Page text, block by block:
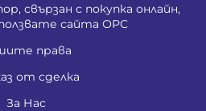
свързан с покупка онлайн,
сайта ОРС
права
от сделка
За Нас